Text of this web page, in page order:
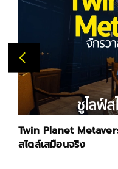
Planet Metaverse จั
ตล์เสมือนจริง